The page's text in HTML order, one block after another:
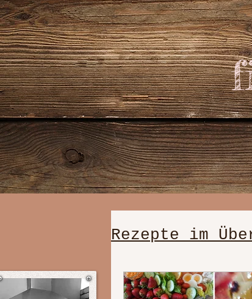
Rezepte im
einfache,